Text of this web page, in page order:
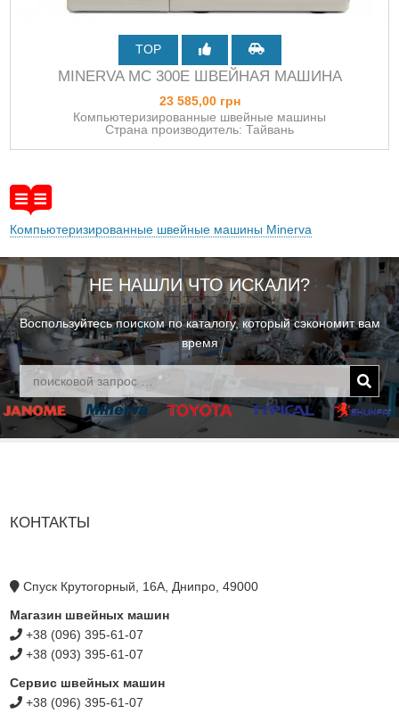
TOP
MINERVA MC 300E ШВЕЙНАЯ МАШИНА
23 585,00 грн
Компьютеризированные швейные машины
Страна производитель: Тайвань
Компьютеризированные швейные машины Minerva
НЕ НАШЛИ ЧТО ИСКАЛИ?
Воспользуйтесь поиском по каталогу, который сэкономит вам
время
КОНТАКТЫ
Спуск Крутогорный, 16А, Днипро, 49000
Магазин швейных машин
+38 (096) 395-61-07
+38 (093) 395-61-07
Сервис швейных машин
+38 (096) 395-61-07